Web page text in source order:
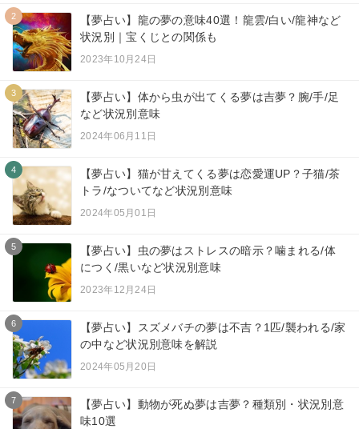
2
【夢占い】龍の夢の意味40選！龍雲/白い/龍神など
状況別｜宝くじとの関係も
2023年10月24日
3
【夢占い】体から虫が出てくる夢は吉夢？腕/手/足
など状況別意味
2024年06月11日
4
【夢占い】猫が甘えてくる夢は恋愛運UP？子猫/茶
トラ/なついてなど状況別意味
2024年05月01日
5
【夢占い】虫の夢はストレスの暗示？噛まれる/体
につく/黒いなど状況別意味
2023年12月24日
6
【夢占い】スズメバチの夢は不吉？1匹/襲われる/家
の中など状況別意味を解説
2024年05月20日
7
【夢占い】動物が死ぬ夢は吉夢？種類別・状況別意
味10選